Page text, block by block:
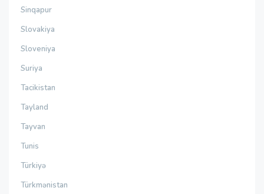
Sinqapur
Slovakiya
Sloveniya
Suriya
Tacikistan
Tayland
Tayvan
Tunis
Türkiyə
Türkmənistan